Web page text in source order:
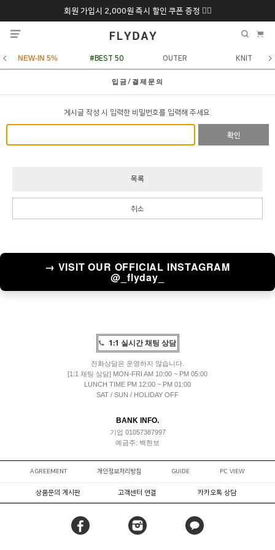
회원 가입시 2,000원 즉시 할인 쿠폰 증정 ❤️‍🔥
추석 특별 할인 10~20% 9/6 화 ~ 9/12월
NEW-IN 5% #BEST 50 OUTER KNIT
입금/결제문의
게시글 작성 시 입력한 비밀번호를 입력해 주세요.
확인
목록
취소
→ VISIT OUR OFFICIAL INSTAGRAM
@_flyday_
1:1 실시간 채팅 상담
전화상담은 운영하지 않습니다.
[1:1 채팅 상담] MON-FRI AM 10:00 ~ PM 05:00
LUNCH TIME PM 12:00 ~ PM 01:00
SAT / SUN / HOLIDAY OFF
BANK INFO.
기업 01057387997
예금주: 백현보
AGREEMENT 개인정보처리방침 GUIDE PC VIEW
상품문의 게시판 고객센터 연결 카카오톡 상담